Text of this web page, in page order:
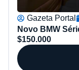
Gazeta Portal
Novo BMW
$150.000